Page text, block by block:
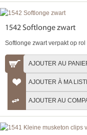
1542 Softlonge zwart
Softlonge zwart verpakt op
AJOUTER AU
AJOUTER À MA
AJOUTER AU